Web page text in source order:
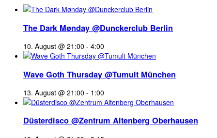
The Dark Mønday @Dunckerclub Berlin
10. August @ 21:00 - 4:00
Wave Goth Thursday @Tumult München
13. August @ 21:00 - 1:00
Düsterdisco @Zentrum Altenberg Oberhausen